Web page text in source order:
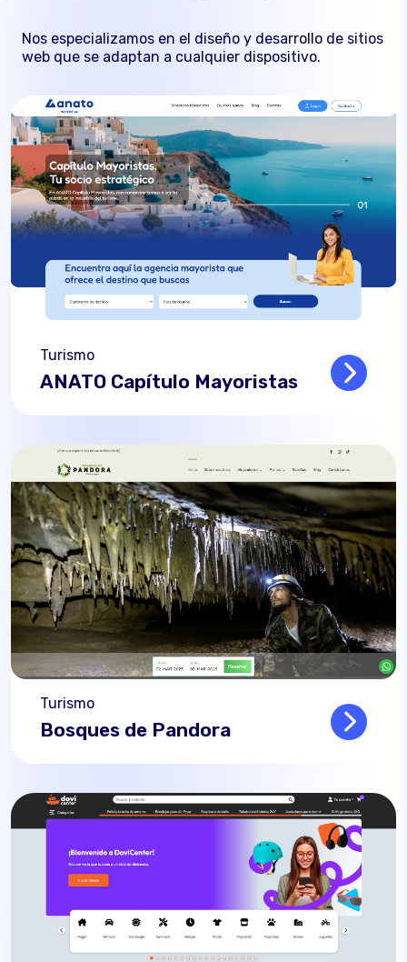
Nos especializamos en el diseño y desarrollo de sitios
web que se adaptan a cualquier dispositivo.
Turismo
ANATO Capítulo Mayoristas Read
Turismo
Bosques de Pandora Read